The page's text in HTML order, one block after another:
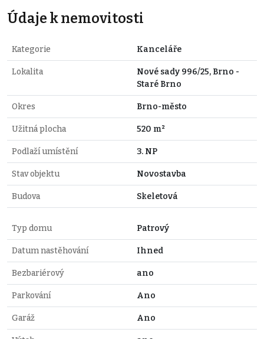
Údaje k nemovitosti
Kategorie Kanceláře
Lokalita
Nové sady 996/25, Brno -
Staré Brno
Okres Brno-město
Užitná plocha 520 m²
Podlaží umístění 3. NP
Stav objektu Novostavba
Budova Skeletová
Typ domu Patrový
Datum nastěhování Ihned
Bezbariérový ano
Parkování Ano
Garáž Ano